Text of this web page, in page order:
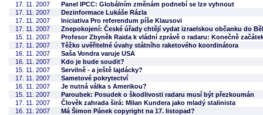
17. 11. 2007
Panel IPCC: Globálním změnám podnebí se lze vyhnout
17. 11. 2007
Dezinformace Lukáše Rázla
17. 11. 2007
Iniciativa Pro referendum píše Klausovi
17. 11. 2007
Znepokojení: České úřady chtějí vydat izraelskou občanku do
15. 11. 2007
Profesor Zbyněk Raida k vládní zprávě o radaru: Konečně
17. 11. 2007
Těžko uvěřitelné úvahy státního raketového koordinátora
16. 11. 2007
Saša Vondra varuje USA
16. 11. 2007
Kdo je bude soudit?
15. 11. 2007
Servilně - a ještě lajdácky?
17. 11. 2007
Sametové pokrytectví
16. 11. 2007
Je nutná válka s Amerikou?
15. 11. 2007
Paroubek: Posudek o škodlivosti radaru musí být přezkoumán
17. 11. 2007
Člověk zahrada širá: Milan Kundera jako mladý stalinista
16. 11. 2007
Má Šimon Pánek copyright na 17. listopad?